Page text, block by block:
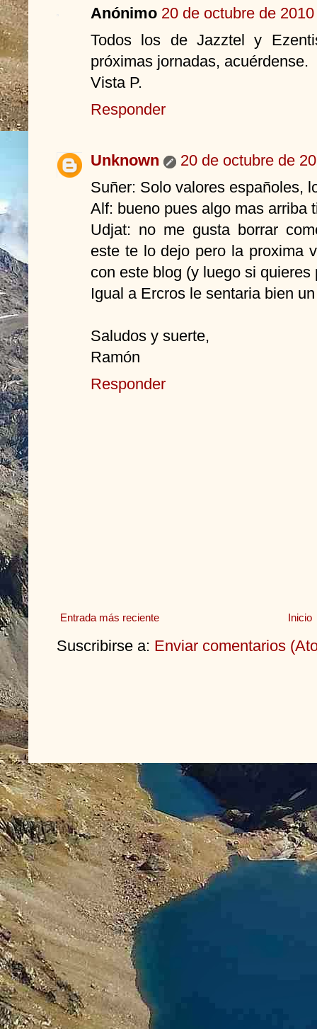
Anónimo 20 de octubre de
Todos los de Jazztel y
próximas jornadas, acuérdense.
Vista P.
Responder
Unknown
20 de octubre de
Suñer: Solo valores españoles,
Alf: bueno pues algo mas arriba
Udjat: no me gusta borrar
este te lo dejo pero la proxima
con este blog (y luego si quieres
Igual a Ercros le sentaria bien
Saludos y suerte,
Ramón
Responder
Entrada más reciente Inicio
Suscribirse a: Enviar comentarios